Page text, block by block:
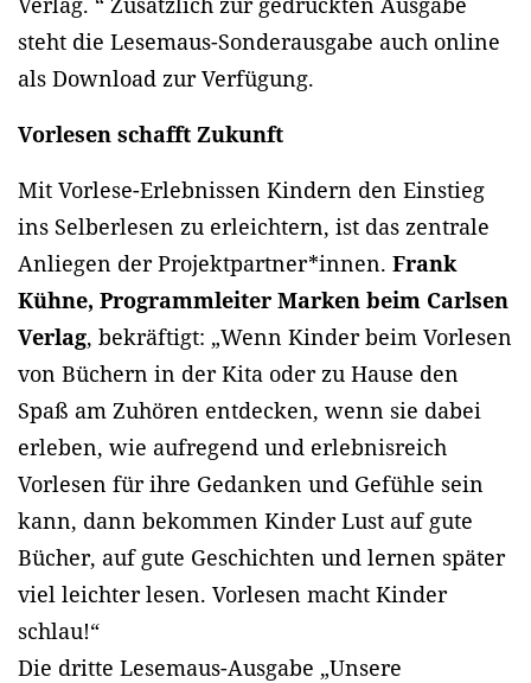
steht die Lesemaus-Sonderausgabe auch online
als Download zur Verfügung.
Vorlesen schafft Zukunft
Mit Vorlese-Erlebnissen Kindern den Einstieg
ins Selberlesen zu erleichtern, ist das zentrale
Anliegen der Projektpartner*innen. Frank
Kühne, Programmleiter Marken beim Carlsen
Verlag, bekräftigt: „Wenn Kinder beim Vorlesen
von Büchern in der Kita oder zu Hause den
Spaß am Zuhören entdecken, wenn sie dabei
erleben, wie aufregend und erlebnisreich
Vorlesen für ihre Gedanken und Gefühle sein
kann, dann bekommen Kinder Lust auf gute
Bücher, auf gute Geschichten und lernen später
viel leichter lesen. Vorlesen macht Kinder
schlau!“
Die dritte Lesemaus-Ausgabe „Unsere